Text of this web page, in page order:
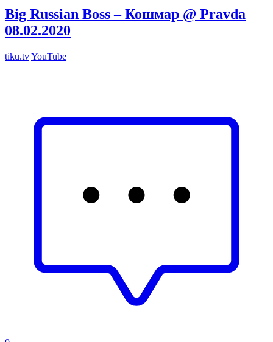
Big Russian Boss – Кошмар @ Pravda
08.02.2020
tiku.tvYouTube